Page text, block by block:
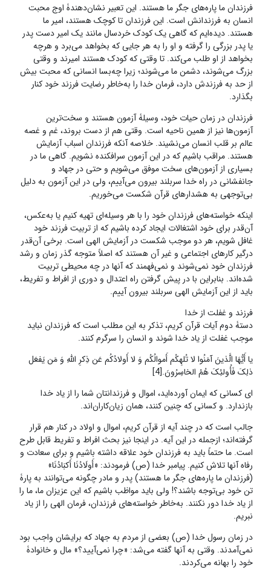
فرزندان ما پاره‌های جگر ما هستند. این تعبیر نشان‌دهندۀ اوج محبت
انسان به فرزندانش است. این فرزندان تا کوچک هستند، امیر ما
هستند. دیده‌ایم که گاهی یک کودک خردسال مانند یک امیر دست پدر
یا پدر بزرگی را گرفته و او را به هر جایی که بخواهد می‌برد و هرچه
بخواهد از او طلب می‌کند. تا وقتی که کودک هستند امیرند و وقتی
بزرگ می‌شوند، دشمن ما می‌شوند؛ زیرا چه‌بسا انسانی که محبت‌ بیش
از حد به فرزندش دارد، فرمان خدا را به‌خاطر رضایت فرزند خود کنار
بگذارد.
فرزندان در زمان حیات خود، وسیلۀ‌ آزمون هستند و سخت‌ترین
آزمون‌ها نیز از همین ناحیه است. وقتی هم از دست بروند، غم و غصه
عالم بر قلب انسان می‌نشیند. خلاصه آنکه فرزندان اسباب آزمایش
هستند. مراقب باشیم که در این آزمون سرافکنده نشویم. گاهی ما در
بسیاری از آزمون‌های سخت موفق می‌شویم و حتی در جهاد و
جانفشانی در راه خدا سربلند بیرون می‌آییم، ولی در این آزمون به دلیل
بی‌توجهی به هشدارهای قرآن شکست می‌خوریم.
اینکه خواسته‌های فرزندان خود را با هر وسیله‌ای تهیه کنیم یا به‌عکس،
آن‌قدر برای خود اشتغالات ایجاد کرده باشیم که از تربیت فرزند خود
غافل شویم، هر دو موجب شکست در آزمایش الهی است. برخی آن‌قدر
درگیر کارهای اجتماعی و غیر آن هستند که اصلاً متوجه گذر زمان و رشد
فرزندان خود نمی‌شوند و نمی‌فهمند که آنها در چه محیطی تربیت
شده‌اند. بنابراین با در پیش گرفتن راه اعتدال و دوری از افراط و تفریط،
باید از این آزمایش الهی سربلند بیرون آییم.
فرزند و غفلت از خدا
دستۀ دوم آیات قرآن کریم، تذکر به این مطلب است که فرزندان نباید
موجب غفلت از یاد خدا شوند و انسان را سرگرم کنند.
یا أَیُّهَا الَّذینَ آمَنُوا لا تُلهِکُم أَموالُکُم وَ لا أَولادُکُم عَن ذِکرِ اللَّهِ وَ مَن یَفعَل
ذلِکَ فَأُولئِکَ هُمُ الخاسِرُونَ.[4]
ای کسانی که ایمان آورده‌اید، اموال و فرزندانتان شما را از یاد خدا
بازندارد. و کسانی که چنین کنند، همان زیان‌کاران‌اند.
جالب است که در چند آیه از قرآن کریم، اموال و اولاد در کنار هم قرار
گرفته‌اند؛ ازجمله در این آیه. در اینجا نیز بحث افراط و تفریط قابل طرح
است. ما حتماً باید به فرزندان خود علاقه داشته باشیم و برای سعادت و
رفاه آنها تلاش کنیم. پیامبر خدا (ص) فرمودند: «أَولَادُنَا أَکبَادُنَا»
(فرزندان ما پاره‌های جگر ما هستند) پدر و مادر چگونه می‌توانند به پارۀ
تن خود بی‌توجه باشند؟! ولی باید مواظب باشیم که این عزیزان ما، ما را
از یاد خدا دور نکنند. به‌خاطر خواسته‌های فرزندان، فرمان الهی را از یاد
نبریم.
در زمان رسول خدا (ص) بعضی از مردم به جهاد که برایشان واجب بود
نمی‌آمدند. وقتی به آنها گفته می‌شد: «چرا نمی‌آیید؟» مال و خانوادۀ
خود را بهانه می‌کردند.